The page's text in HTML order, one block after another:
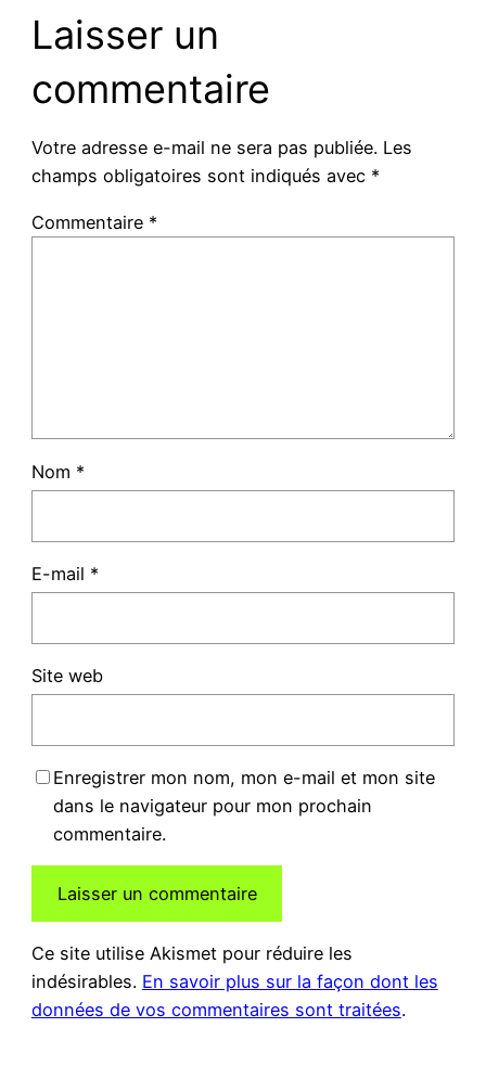
Laisser un
commentaire
Votre adresse e-mail ne sera pas publiée. Les
champs obligatoires sont indiqués avec *
Commentaire *
Nom *
E-mail *
Site web
Enregistrer mon nom, mon e-mail et mon site
dans le navigateur pour mon prochain
commentaire.
Ce site utilise Akismet pour réduire les
indésirables. En savoir plus sur la façon dont les
données de vos commentaires sont traitées.